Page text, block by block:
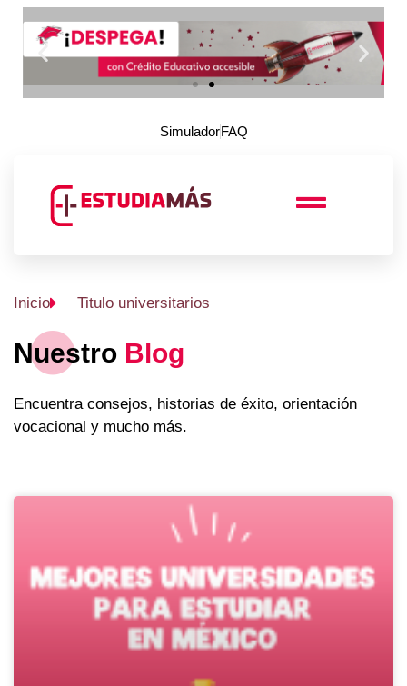
SimuladorFAQ
Inicio Titulo universitarios
Nuestro Blog
Encuentra consejos, historias de éxito, orientación
vocacional y mucho más.